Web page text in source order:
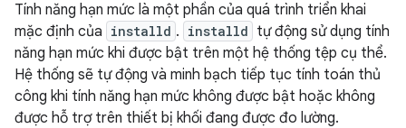
Tính năng hạn mức là một phần của quá trình triển khai
mặc định của installd . installd tự động sử dụng tính
năng hạn mức khi được bật trên một hệ thống tệp cụ thể.
Hệ thống sẽ tự động và minh bạch tiếp tục tính toán thủ
công khi tính năng hạn mức không được bật hoặc không
được hỗ trợ trên thiết bị khối đang được đo lường.